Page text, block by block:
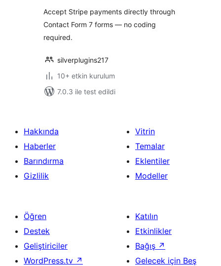
Accept Stripe payments directly through
Contact Form 7 forms — no coding
required.
silverplugins217
10+ etkin kurulum
7.0.3 ile test edildi
Hakkında
Haberler
Barındırma
Gizlilik
Vitrin
Temalar
Eklentiler
Modeller
Öğren
Destek
Geliştiriciler
WordPress.tv ↗
Katılın
Etkinlikler
Bağış ↗
Gelecek için Beş